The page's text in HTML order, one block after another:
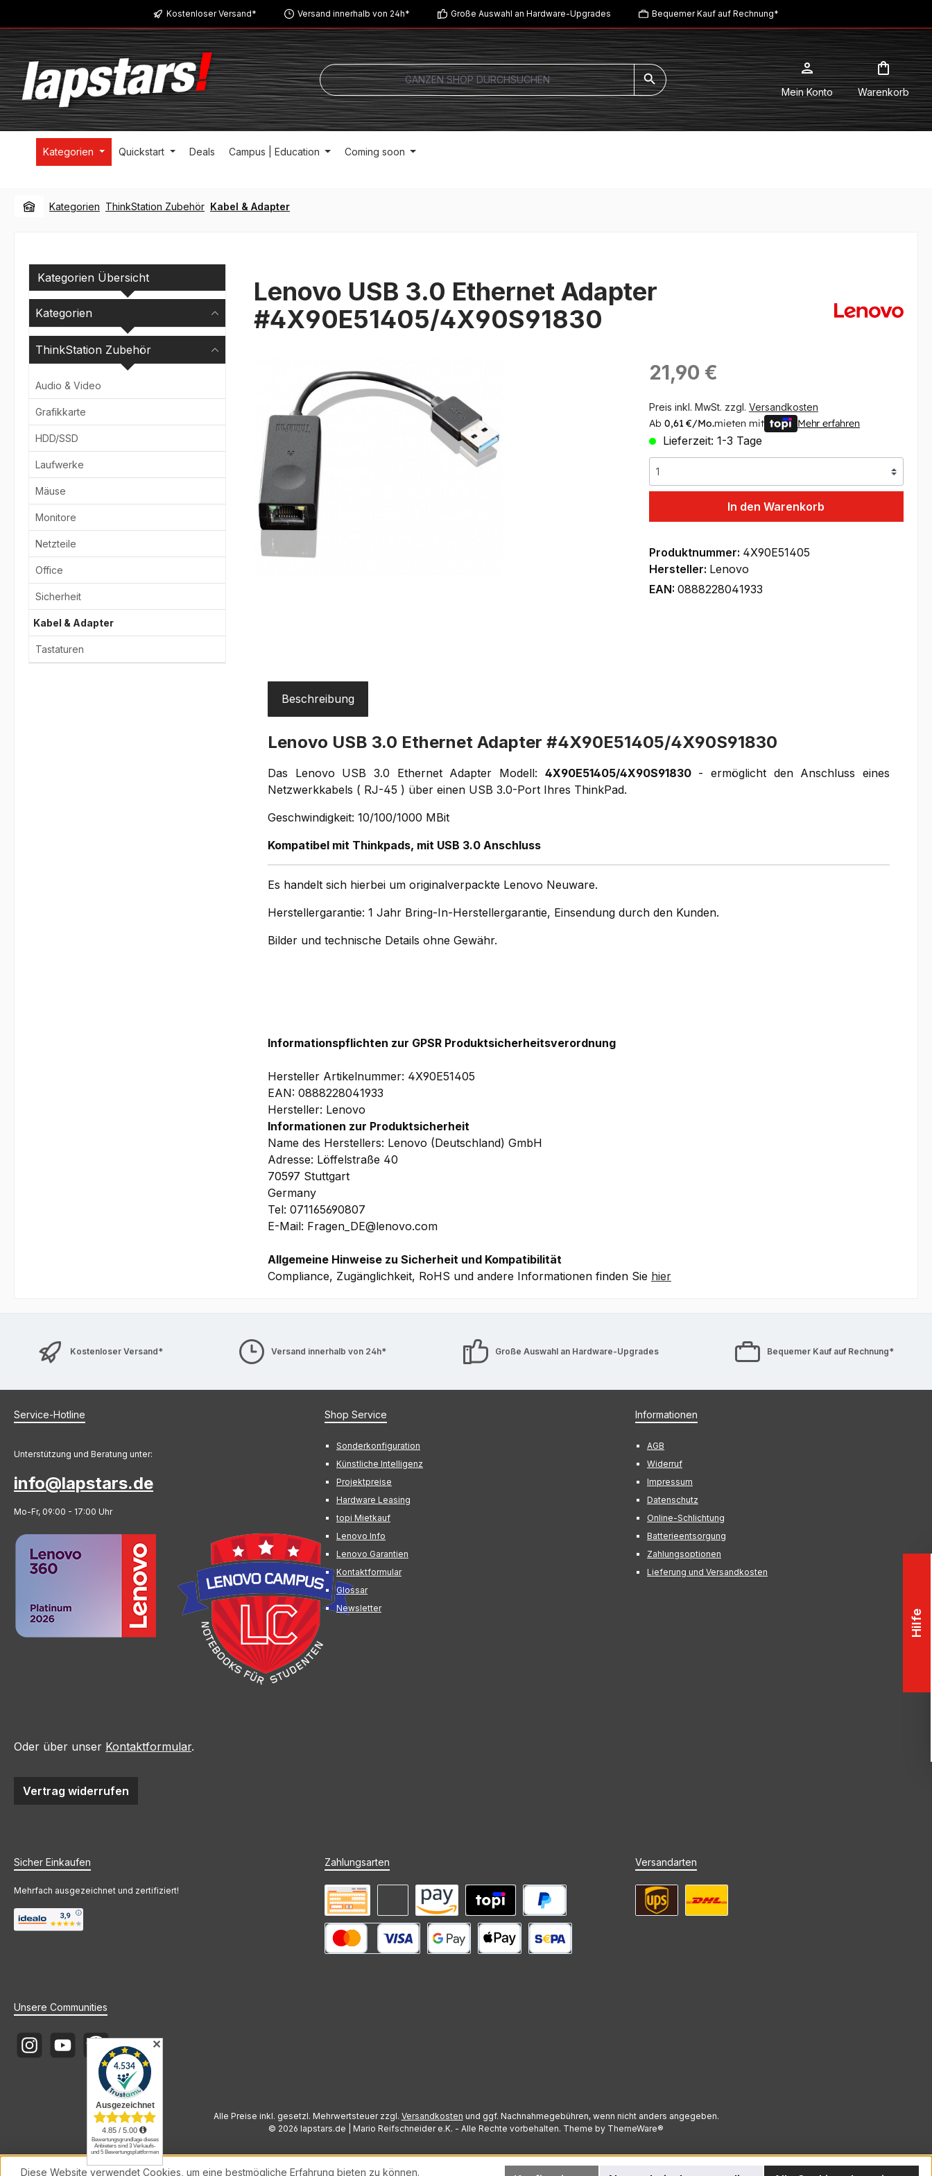
Zur Hauptnavigation springenKostenloser Versand* Versand innerhalb von 24h* Große Auswahl an Hardware-Upgrades Bequemer Kauf auf Rechnung*
Mein Konto Warenkorb
Kategorien Quickstart Deals Campus | Education Coming soon
Kategorien ThinkStation Zubehör Kabel & Adapter
Kategorien Übersicht
Kategorien
ThinkStation Zubehör
Audio & Video
Grafikkarte
HDD/SSD
Laufwerke
Mäuse
Monitore
Netzteile
Office
Sicherheit
Kabel & Adapter
Tastaturen
Lenovo USB 3.0 Ethernet Adapter
#4X90E51405/4X90S91830
Regulärer Preis:
21,90 €
Preis inkl. MwSt. zzgl. Versandkosten
Ab 0,61 €/Mo.mieten mit Mehr erfahren
Lieferzeit: 1-3 Tage
In den Warenkorb
Produktnummer: 4X90E51405
Hersteller: Lenovo
EAN: 0888228041933
Beschreibung
Lenovo USB 3.0 Ethernet Adapter #4X90E51405/4X90S91830
Das Lenovo USB 3.0 Ethernet Adapter Modell: 4X90E51405/4X90S91830- ermöglicht den Anschluss eines
Netzwerkkabels ( RJ-45 ) über einen USB 3.0-Port Ihres ThinkPad.
Geschwindigkeit: 10/100/1000 MBit
Kompatibel mit Thinkpads, mit USB 3.0 Anschluss
Es handelt sich hierbei um originalverpackte Lenovo Neuware.
Herstellergarantie: 1 Jahr Bring-In-Herstellergarantie, Einsendung durch den Kunden.
Bilder und technische Details ohne Gewähr.
Informationspflichten zur GPSR Produktsicherheitsverordnung
Hersteller Artikelnummer: 4X90E51405
EAN: 0888228041933
Hersteller: Lenovo
Informationen zur Produktsicherheit
Name des Herstellers: Lenovo (Deutschland) GmbH
Adresse: Löffelstraße 40
70597 Stuttgart
Germany
Tel: 071165690807
E-Mail: Fragen_DE@lenovo.com
Allgemeine Hinweise zu Sicherheit und Kompatibilität
Compliance, Zugänglichkeit, RoHS und andere Informationen finden Sie hier
Kostenloser Versand* Versand innerhalb von 24h* Große Auswahl an Hardware-Upgrades Bequemer Kauf auf Rechnung*
Service-Hotline
Unterstützung und Beratung unter:
info@lapstars.de
Mo-Fr, 09:00 - 17:00 Uhr
Oder über unser Kontaktformular.
Vertrag widerrufen
Shop Service
Sonderkonfiguration
Künstliche Intelligenz
Projektpreise
Hardware Leasing
topi Mietkauf
Lenovo Info
Lenovo Garantien
Kontaktformular
Glossar
Newsletter
Informationen
AGB
Widerruf
Impressum
Datenschutz
Online-Schlichtung
Batterieentsorgung
Zahlungsoptionen
Lieferung und Versandkosten
Sicher Einkaufen
Mehrfach ausgezeichnet und zertifiziert!
Zahlungsarten
PayPal
Amazon PayMieten mit topi
Vorkasse Rechnung (Zahlungsziel)
Versandarten
Unsere Communities
Instagram YouTube Newsletter
Alle Preise inkl. gesetzl. Mehrwertsteuer zzgl. Versandkosten und ggf. Nachnahmegebühren, wenn nicht anders angegeben.
© 2026 lapstars.de | Mario Reifschneider e.K. - Alle Rechte vorbehalten. Theme by ThemeWare®
Hilfe
✕
Diese Website verwendet Cookies, um eine bestmögliche Erfahrung bieten zu können.